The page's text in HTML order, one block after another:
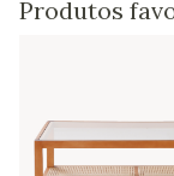
Produtos